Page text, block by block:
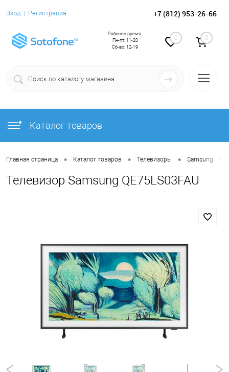
Вход Регистрация +7 (812) 953-26-66
0 0
Рабочее время:
Пн-пт: 11-20
Сб-вс: 12-19
Каталог товаров
Главная страница • Каталог товаров • Телевизоры • Samsung
Телевизор Samsung QE75LS03FAU